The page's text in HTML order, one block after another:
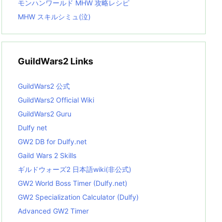
モンハンワールド MHW 攻略レシピ
MHW スキルシミュ(泣)
GuildWars2 Links
GuildWars2 公式
GuildWars2 Official Wiki
GuildWars2 Guru
Dulfy net
GW2 DB for Dulfy.net
Gaild Wars 2 Skills
ギルドウォーズ2 日本語wiki(非公式)
GW2 World Boss Timer (Dulfy.net)
GW2 Specialization Calculator (Dulfy)
Advanced GW2 Timer